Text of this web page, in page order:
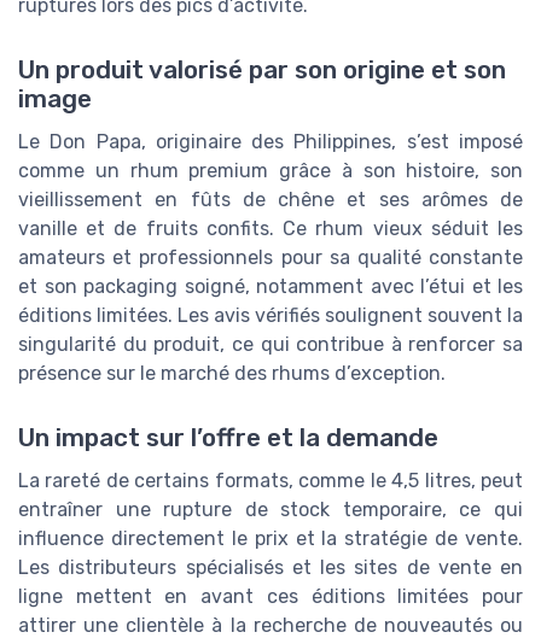
ruptures lors des pics d’activité.
Un produit valorisé par son origine et son
image
Le Don Papa, originaire des Philippines, s’est imposé
comme un rhum premium grâce à son histoire, son
vieillissement en fûts de chêne et ses arômes de
vanille et de fruits confits. Ce rhum vieux séduit les
amateurs et professionnels pour sa qualité constante
et son packaging soigné, notamment avec l’étui et les
éditions limitées. Les avis vérifiés soulignent souvent la
singularité du produit, ce qui contribue à renforcer sa
présence sur le marché des rhums d’exception.
Un impact sur l’offre et la demande
La rareté de certains formats, comme le 4,5 litres, peut
entraîner une rupture de stock temporaire, ce qui
influence directement le prix et la stratégie de vente.
Les distributeurs spécialisés et les sites de vente en
ligne mettent en avant ces éditions limitées pour
attirer une clientèle à la recherche de nouveautés ou